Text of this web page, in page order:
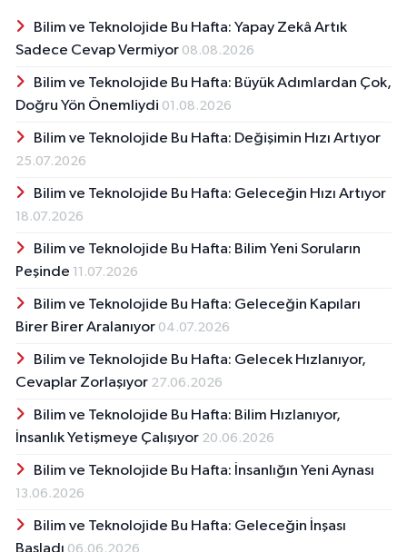
Bilim ve Teknolojide Bu Hafta: Yapay Zekâ Artık
Sadece Cevap Vermiyor 08.08.2026
Bilim ve Teknolojide Bu Hafta: Büyük Adımlardan Çok,
Doğru Yön Önemliydi 01.08.2026
Bilim ve Teknolojide Bu Hafta: Değişimin Hızı Artıyor
25.07.2026
Bilim ve Teknolojide Bu Hafta: Geleceğin Hızı Artıyor
18.07.2026
Bilim ve Teknolojide Bu Hafta: Bilim Yeni Soruların
Peşinde 11.07.2026
Bilim ve Teknolojide Bu Hafta: Geleceğin Kapıları
Birer Birer Aralanıyor 04.07.2026
Bilim ve Teknolojide Bu Hafta: Gelecek Hızlanıyor,
Cevaplar Zorlaşıyor 27.06.2026
Bilim ve Teknolojide Bu Hafta: Bilim Hızlanıyor,
İnsanlık Yetişmeye Çalışıyor 20.06.2026
Bilim ve Teknolojide Bu Hafta: İnsanlığın Yeni Aynası
13.06.2026
Bilim ve Teknolojide Bu Hafta: Geleceğin İnşası
Başladı 06.06.2026